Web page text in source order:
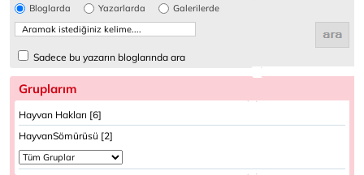
Bloglarda Yazarlarda Galerilerde
Sadece bu yazarın bloglarında ara
Gruplarım
Hayvan Hakları [6]
HayvanSömürüsü [2]